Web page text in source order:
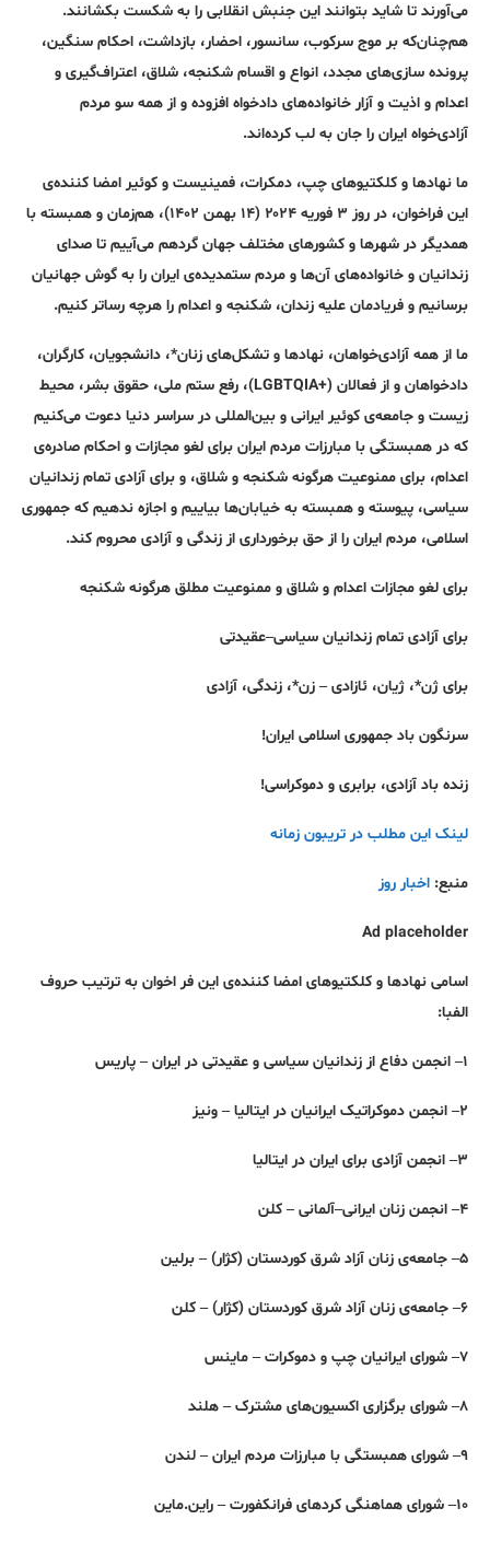
می‌آورند تا شاید بتوانند این جنبش انقلابی را به شکست بکشانند.
هم‌چنان‌‌که بر موج سرکوب، سانسور، احضار، بازداشت‌، احکام سنگین،
پرونده سازی‌های مجدد، انواع و اقسام شکنجه‌، شلاق، اعتراف‌گیری‌ و
اعدام و اذیت و آزار خانواده‌های دادخواه افزوده‌ و از همه سو مردم
آزادی‌خواه ایران را جان به لب کرده‌اند.
ما نهادها و کلکتیوهای چپ، دمکرات، فمینیست و کوئیر امضا کننده‌ی
این فراخوان، در روز ۳ فوریه ۲۰۲۴ (۱۴ بهمن ۱۴۰۲)، هم‌زمان و همبسته با
همدیگر در شهرها و کشورهای مختلف جهان گردهم می‌آییم تا صدای
زندانیان و خانواده‌های‌ آن‌ها و مردم ستمدیده‌ی ایران را به گوش جهانیان
برسانیم و فریادمان علیه زندان، شکنجه و اعدام را هرچه رساتر کنیم.
ما از همه آزادی‌خواهان، نهادها و تشکل‌های زنان*، دانشجویان، کارگران،
دادخواهان و از فعالان (+LGBTQIA)، رفع ستم ملی، حقوق‌ بشر، محیط
زیست و جامعه‌ی کوئیر ایرانی و بین‌المللی در سراسر دنیا دعوت می‌کنیم
که در همبستگی با مبارزات مردم ایران برای لغو مجازات و احکام صادره‌ی
اعدام، برای ممنوعیت هرگونه شکنجه و شلاق، و برای آزادی تمام زندانیان
سیاسی، پیوسته و همبسته به خیابان‌ها بیاییم و اجازه ندهیم که جمهوری
اسلامی، مردم ایران را از حق برخورداری از زندگی و آزادی محروم کند.
برای لغو مجازات اعدام و شلاق و ممنوعیت مطلق هرگونه شکنجه
برای آزادی تمام زندانیان سیاسی–عقیدتی
برای ژن*، ژیان، ئازادی – زن*، زندگی، آزادی
سرنگون باد جمهوری اسلامی ایران!
زنده باد آزادی، برابری و دموکراسی!
لینک این مطلب در تریبون زمانه
منبع: اخبار روز
Ad placeholder
اسامی نهادها و کلکتیوهای امضا کننده‌ی این فر اخوان به ترتیب حروف
الفبا:
۱– انجمن دفاع از زندانیان سیاسی و عقیدتی در ایران – پاریس
۲– انجمن دموکراتیک ایرانیان در ایتالیا – ونیز
۳– انجمن آزادی برای ایران در ایتالیا
۴– انجمن زنان ایرانی–آلمانی – کلن
۵– جامعه‌ی زنان آزاد شرق کوردستان (کژار) – برلین
۶– جامعه‌ی زنان آزاد شرق کوردستان (کژار) – کلن
۷– شورای ایرانیان چپ و دموکرات – ماینس
۸– شورای برگزاری اکسیون‌های مشترک – هلند
۹– شورای همبستگی با مبارزات مردم ایران – لندن
۱۰– شورای هماهنگی کردهای فرانکفورت – راین.ماین